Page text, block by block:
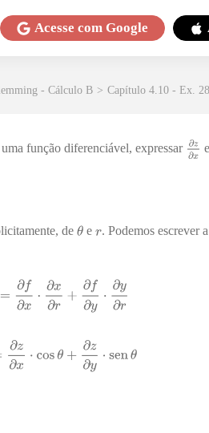
Acesse com Google
- Cálculo B > Capítulo 4.10 - Ex. 28
função diferenciável, expressar e
de e . Podemos escrever